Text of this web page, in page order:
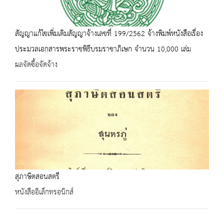
สัญญาแก้ไขเพิ่มเติมสัญญาจ้างเลขที่ 199/2562 จ้างพิมพ์หนังสือเรื่อง
ประมวลเอกสารพระราชพิธีบรมราชาภิเษก จำนวน 10,000 เล่ม
ผลจัดซื้อจัดจ้าง
สุภาษิตสอนสตรี
หนังสืออิเล็กทรอนิกส์